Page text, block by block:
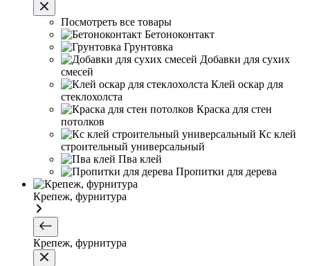
Посмотреть все товары
Бетоноконтакт
Грунтовка
Добавки для сухих
смесей
Клей оскар для
стеклохолста
Краска для стен
потолков
Кс клей
строительный универсальный
Пва клей
Пропитки для дерева
Крепеж, фурнитура
Крепеж, фурнитура